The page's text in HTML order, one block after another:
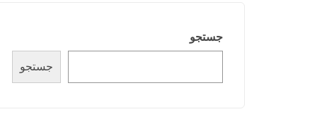
جستجو
جستجو